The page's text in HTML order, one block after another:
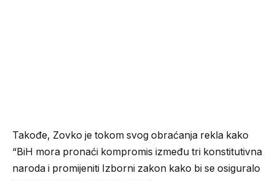
Takođe, Zovko je tokom svog obraćanja rekla kako
“BiH mora pronaći kompromis između tri konstitutivna
naroda i promijeniti Izborni zakon kako bi se osiguralo